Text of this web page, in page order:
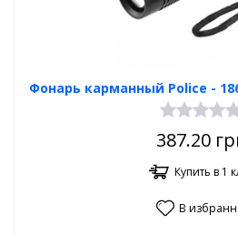
Фонарь карманный Poliсe -
387.20
Купить в 1
В